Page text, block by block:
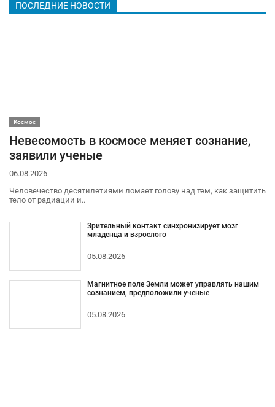
ПОСЛЕДНИЕ НОВОСТИ
Космос
Невесомость в космосе меняет сознание,
заявили ученые
06.08.2026
Человечество десятилетиями ломает голову над тем, как защитить
тело от радиации и..
Зрительный контакт синхронизирует мозг
младенца и взрослого
05.08.2026
Магнитное поле Земли может управлять нашим
сознанием, предположили ученые
05.08.2026